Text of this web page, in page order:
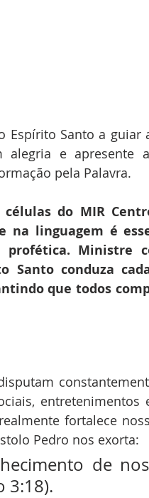
Espírito Santo a guiar
alegria e apresente
pela Palavra.
do MIR
na linguagem é
profética. Ministre
Santo conduza
que todos
entretenimentos
fortalece
Pedro nos exorta:
de
3:18).